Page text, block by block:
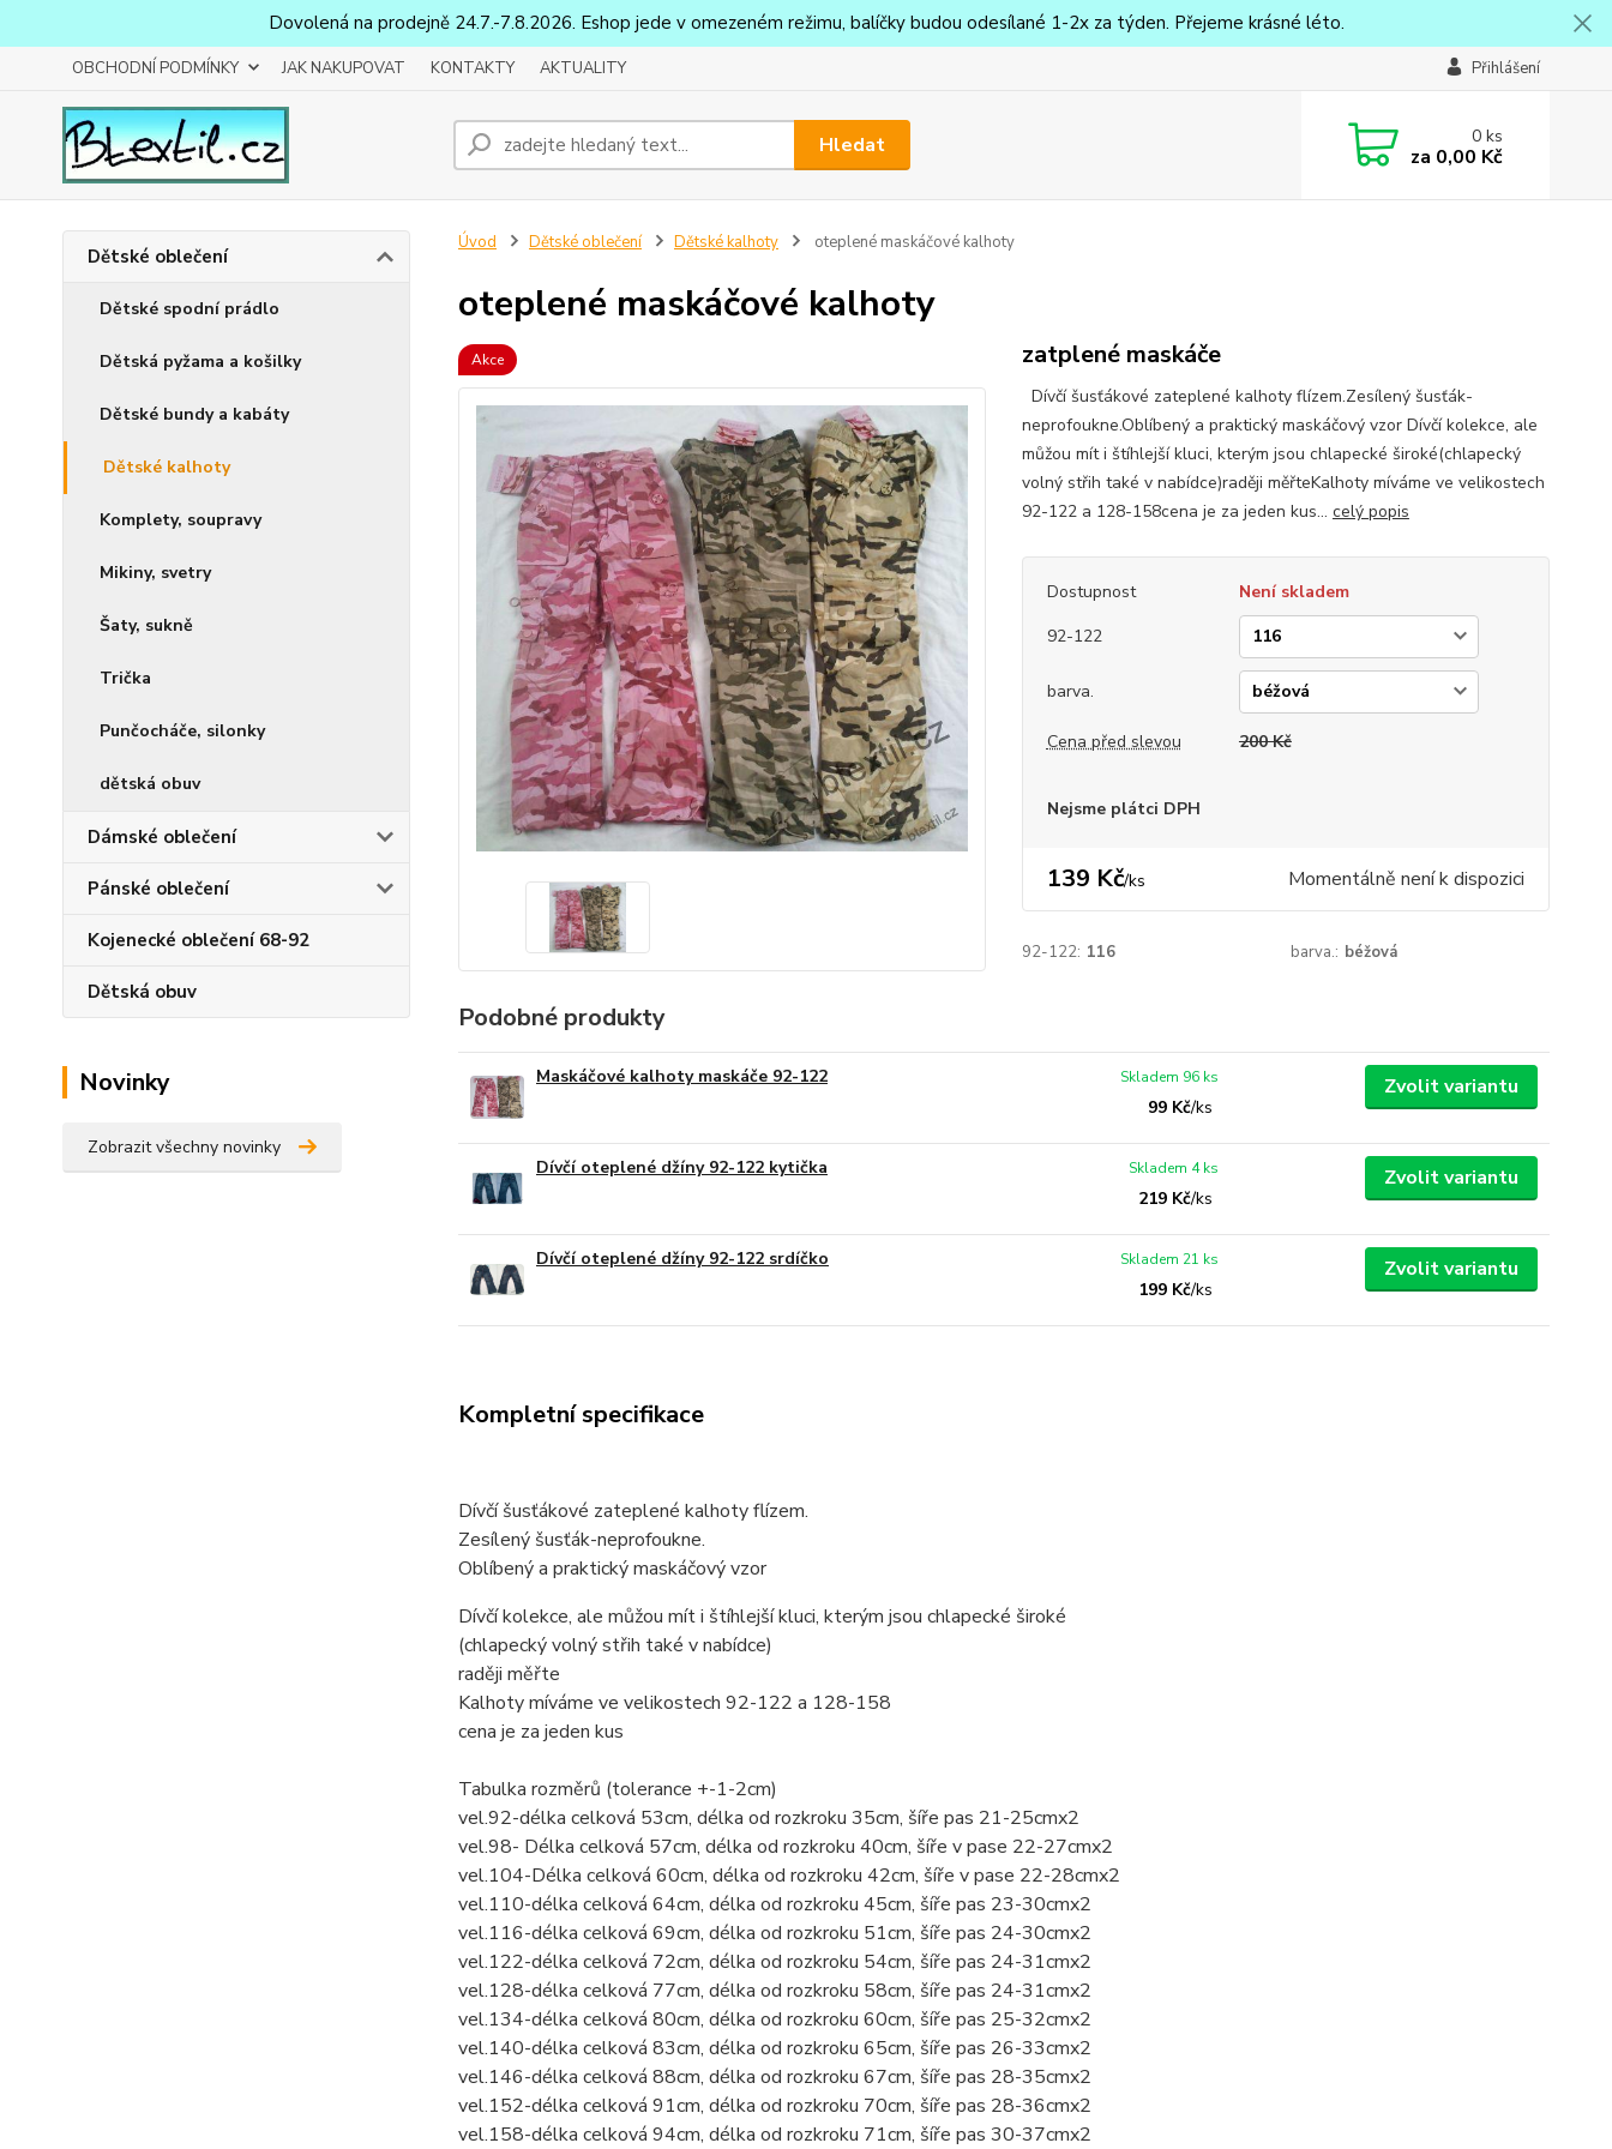
Dovolená na prodejně 24.7.-7.8.2026. Eshop jede v omezeném režimu, balíčky budou odesílané 1-2x za týden. Přejeme krásné léto.
OBCHODNÍ PODMÍNKY JAK NAKUPOVAT KONTAKTY AKTUALITY Přihlášení
Hledat 0ks
za 0,00 Kč
Dětské oblečení
Dětské spodní prádlo
Dětská pyžama a košilky
Dětské bundy a kabáty
Dětské kalhoty
Komplety, soupravy
Mikiny, svetry
Šaty, sukně
Trička
Punčocháče, silonky
dětská obuv
Dámské oblečení
Pánské oblečení
Kojenecké oblečení 68-92
Dětská obuv
Novinky
Zobrazit všechny novinky
Úvod Dětské oblečení Dětské kalhoty oteplené maskáčové kalhoty
oteplené maskáčové kalhoty
Akce zatplené maskáče
Dívčí šusťákové zateplené kalhoty flízem.Zesílený šusťák-
neprofoukne.Oblíbený a praktický maskáčový vzor Dívčí kolekce, ale
můžou mít i štíhlejší kluci, kterým jsou chlapecké široké(chlapecký
volný střih také v nabídce)raději měřteKalhoty míváme ve velikostech
92-122 a 128-158cena je za jeden kus... celý popis
Dostupnost
Není skladem
92-122
barva.
Cena před slevou 200 Kč
Nejsme plátci DPH
139 Kč/ks Momentálně není k dispozici
92-122: 116 barva.: béžová
Podobné produkty
Maskáčové kalhoty maskáče 92-122
99 Kč/ks
Skladem 96 ks Zvolit variantu
Dívčí oteplené džíny 92-122 kytička
219 Kč/ks
Skladem 4 ks Zvolit variantu
Dívčí oteplené džíny 92-122 srdíčko
199 Kč/ks
Skladem 21 ks Zvolit variantu
Kompletní specifikace
Dívčí šusťákové zateplené kalhoty flízem.
Zesílený šusťák-neprofoukne.
Oblíbený a praktický maskáčový vzor
Dívčí kolekce, ale můžou mít i štíhlejší kluci, kterým jsou chlapecké široké
(chlapecký volný střih také v nabídce)
raději měřte
Kalhoty míváme ve velikostech 92-122 a 128-158
cena je za jeden kus
Tabulka rozměrů (tolerance +-1-2cm)
vel.92-délka celková 53cm, délka od rozkroku 35cm, šíře pas 21-25cmx2
vel.98- Délka celková 57cm, délka od rozkroku 40cm, šíře v pase 22-27cmx2
vel.104-Délka celková 60cm, délka od rozkroku 42cm, šíře v pase 22-28cmx2
vel.110-délka celková 64cm, délka od rozkroku 45cm, šíře pas 23-30cmx2
vel.116-délka celková 69cm, délka od rozkroku 51cm, šíře pas 24-30cmx2
vel.122-délka celková 72cm, délka od rozkroku 54cm, šíře pas 24-31cmx2
vel.128-délka celková 77cm, délka od rozkroku 58cm, šíře pas 24-31cmx2
vel.134-délka celková 80cm, délka od rozkroku 60cm, šíře pas 25-32cmx2
vel.140-délka celková 83cm, délka od rozkroku 65cm, šíře pas 26-33cmx2
vel.146-délka celková 88cm, délka od rozkroku 67cm, šíře pas 28-35cmx2
vel.152-délka celková 91cm, délka od rozkroku 70cm, šíře pas 28-36cmx2
vel.158-délka celková 94cm, délka od rozkroku 71cm, šíře pas 30-37cmx2